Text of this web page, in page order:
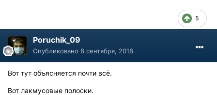
5
Poruchik_09
Опубликовано 8 сентября, 2018
Вот тут объясняется почти всё.
Вот лакмусовые полоски.